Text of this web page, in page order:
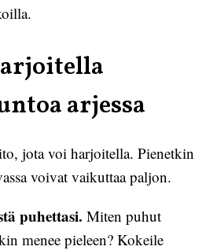
arjessa
jota voi harjoitella. Pienetkin
voivat vaikuttaa paljon.
puhettasi. Miten puhut
menee pieleen? Kokeile